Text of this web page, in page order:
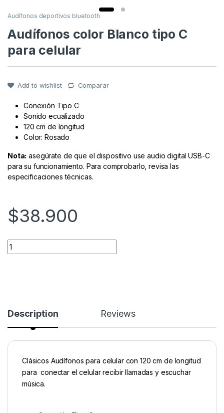
Audífonos deportivos bluetooth
Audífonos color Blanco tipo C
para celular
Add to wishlist Comparar
Conexión Tipo C
Sonido ecualizado
120 cm de longitud
Color: Rosado
Nota: asegúrate de que el dispositivo use audio digital USB-C
para su funcionamiento. Para comprobarlo, revisa las
especificaciones técnicas.
$38.900
Quantity
Description Reviews
Clásicos Audífonos para celular con 120 cm de longitud
para conectar el celular recibir llamadas y escuchar
música.